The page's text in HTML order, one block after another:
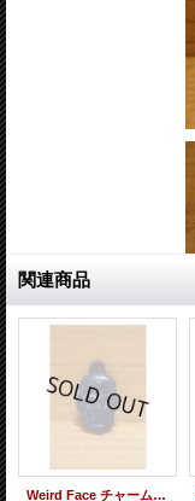
関連商品
Weird Face チャーム 【E】